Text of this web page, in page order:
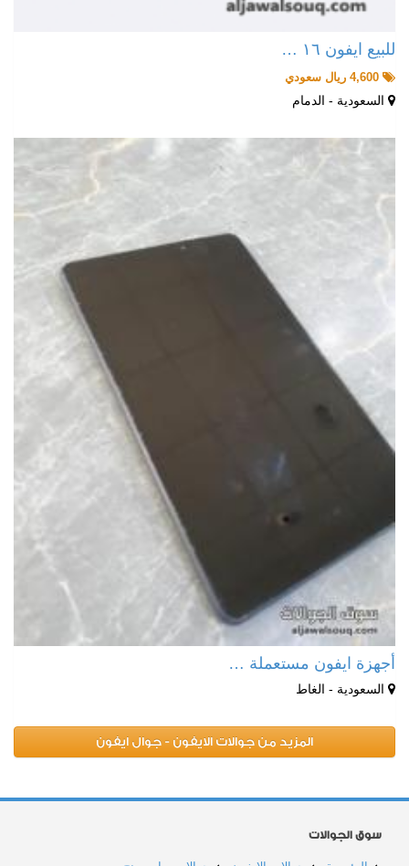
للبيع ايفون ١٦ …
السعودية - الدمام
أجهزة ايفون مستعملة …
السعودية - الغاط
المزيد من جوالات الايفون - جوال ايفون
سوق الجوالات